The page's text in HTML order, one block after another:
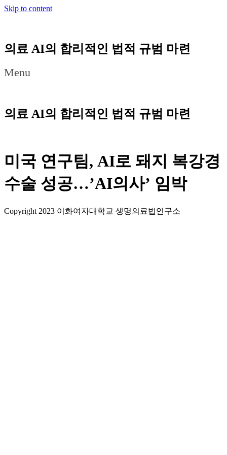
Skip to content
의료 AI의 합리적인 법적 규범 마련
Menu
의료 AI의 합리적인 법적 규범 마련
미국 연구팀, AI로 돼지 복강경
수술 성공…’AI의사’ 임박
Copyright 2023 이화여자대학교 생명의료법연구소